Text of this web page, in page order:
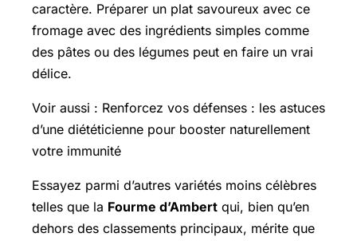
caractère. Préparer un plat savoureux avec ce
fromage avec des ingrédients simples comme
des pâtes ou des légumes peut en faire un vrai
délice.
Voir aussi : Renforcez vos défenses : les astuces
d’une diététicienne pour booster naturellement
votre immunité
Essayez parmi d’autres variétés moins célèbres
telles que la Fourme d’Ambert qui, bien qu’en
dehors des classements principaux, mérite que